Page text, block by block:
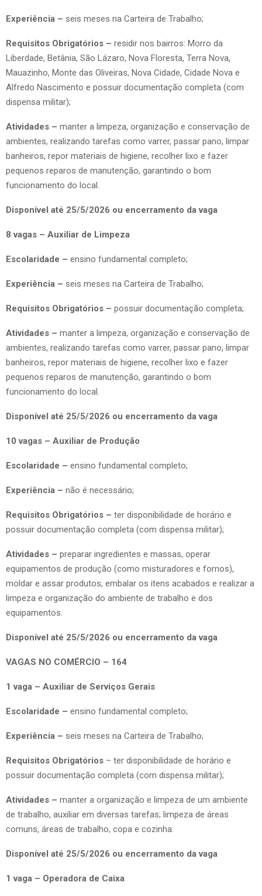
Experiência – seis meses na Carteira de Trabalho;
Requisitos Obrigatórios – residir nos bairros: Morro da
Liberdade, Betânia, São Lázaro, Nova Floresta, Terra Nova,
Mauazinho, Monte das Oliveiras, Nova Cidade, Cidade Nova e
Alfredo Nascimento e possuir documentação completa (com
dispensa militar);
Atividades – manter a limpeza, organização e conservação de
ambientes, realizando tarefas como varrer, passar pano, limpar
banheiros, repor materiais de higiene, recolher lixo e fazer
pequenos reparos de manutenção, garantindo o bom
funcionamento do local.
Disponível até 25/5/2026 ou encerramento da vaga
8 vagas – Auxiliar de Limpeza
Escolaridade – ensino fundamental completo;
Experiência – seis meses na Carteira de Trabalho;
Requisitos Obrigatórios – possuir documentação completa;
Atividades – manter a limpeza, organização e conservação de
ambientes, realizando tarefas como varrer, passar pano, limpar
banheiros, repor materiais de higiene, recolher lixo e fazer
pequenos reparos de manutenção, garantindo o bom
funcionamento do local.
Disponível até 25/5/2026 ou encerramento da vaga
10 vagas – Auxiliar de Produção
Escolaridade – ensino fundamental completo;
Experiência – não é necessário;
Requisitos Obrigatórios – ter disponibilidade de horário e
possuir documentação completa (com dispensa militar);
Atividades – preparar ingredientes e massas, operar
equipamentos de produção (como misturadores e fornos),
moldar e assar produtos, embalar os itens acabados e realizar a
limpeza e organização do ambiente de trabalho e dos
equipamentos.
Disponível até 25/5/2026 ou encerramento da vaga
VAGAS NO COMÉRCIO – 164
1 vaga – Auxiliar de Serviços Gerais
Escolaridade – ensino fundamental completo;
Experiência – seis meses na Carteira de Trabalho;
Requisitos Obrigatórios – ter disponibilidade de horário e
possuir documentação completa (com dispensa militar);
Atividades – manter a organização e limpeza de um ambiente
de trabalho, auxiliar em diversas tarefas; limpeza de áreas
comuns, áreas de trabalho, copa e cozinha.
Disponível até 25/5/2026 ou encerramento da vaga
1 vaga – Operadora de Caixa